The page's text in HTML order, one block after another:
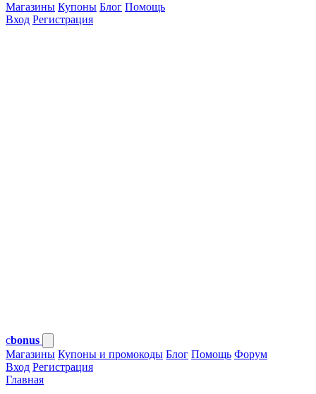
Магазины Купоны Блог Помощь
Вход Регистрация
cbonus
Магазины Купоны и промокоды Блог Помощь Форум
Вход Регистрация
Главная